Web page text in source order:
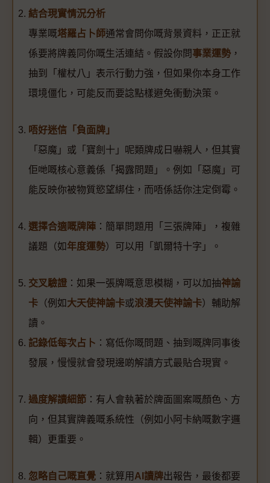
結合現實情況分析
專業嘅塔羅占卜師通常會問你嘅背景資料，正正就
係要將牌義同你嘅生活連結。假設你問事業運勢 ，
抽到「權杖八」表示行動力強，但如果你本身工作
環境僵化，可能反而要諗點樣避免衝動決策。
唔好迷信「負面牌」
「惡魔」或「寶劍十」呢類牌成日嚇親人，但其實
佢哋嘅核心意義係「揭露問題」。例如「惡魔」可
能反映你被物質慾望綁住，而唔係話你注定倒霉。
選擇合適嘅牌陣 ：簡單問題用「三張牌陣」，複雜
議題（如 年度運勢）可以用「凱爾特十字」。
交叉驗證 ：如果一張牌嘅意思模糊，可以加抽神諭
卡 （例如 大天使神諭卡或浪漫天使神諭卡）輔助解
讀。
記錄低每次占卜 ：寫低你嘅問題、抽到嘅牌同事後
發展，慢慢就會發現邊啲解讀方式最貼合現實。
過度解讀細節 ：有人會執著於牌面圖案嘅顏色、方
向，但其實牌義嘅系統性（例如小阿卡納嘅數字邏
輯）更重要。
忽略自己嘅直覺 ：就算用 AI讀牌出報告，最後都要